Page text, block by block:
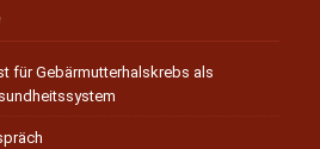
für Gebärmutterhalskrebs als